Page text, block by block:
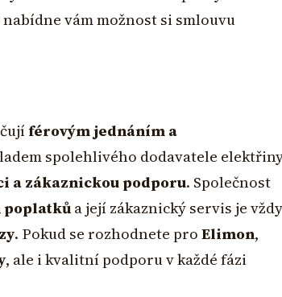
vám možnost si smlouvu
férovým jednáním a
spolehlivého dodavatele
a zákaznickou podporu. Společnost
poplatků a její zákaznický servis je vždy
. Pokud se rozhodnete pro Elimon,
, ale i kvalitní podporu v každé fázi